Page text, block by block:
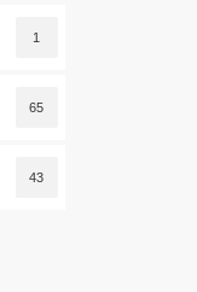
1
65
43